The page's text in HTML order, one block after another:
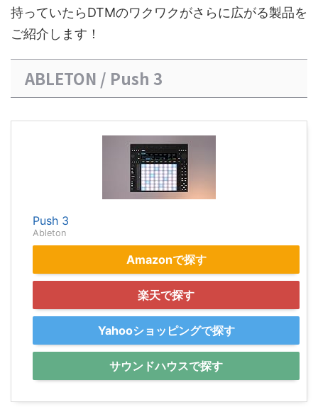
持っていたらDTMのワクワクがさらに広がる製品を
ご紹介します！
ABLETON / Push 3
Push 3
Ableton
Amazonで探す
楽天で探す
Yahooショッピングで探す
サウンドハウスで探す